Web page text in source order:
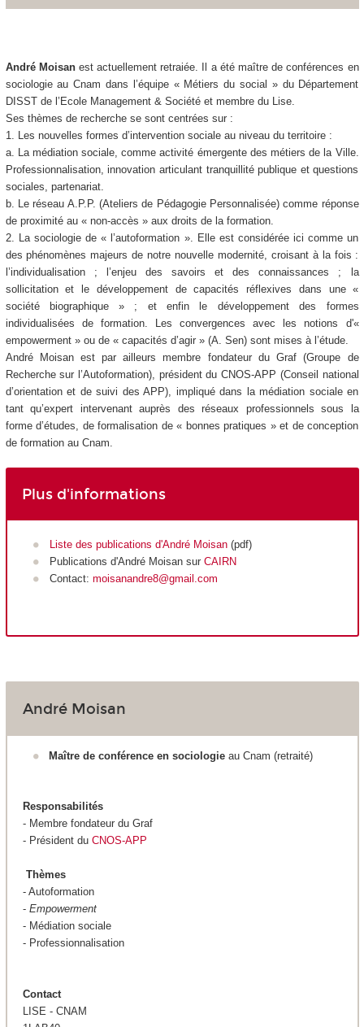
André Moisan est actuellement retraiée. Il a été maître de conférences en
sociologie au Cnam dans l’équipe « Métiers du social » du Département
DISST de l’Ecole Management & Société et membre du Lise.
Ses thèmes de recherche se sont centrées sur :
1. Les nouvelles formes d’intervention sociale au niveau du territoire :
a. La médiation sociale, comme activité émergente des métiers de la Ville.
Professionnalisation, innovation articulant tranquillité publique et questions
sociales, partenariat.
b. Le réseau A.P.P. (Ateliers de Pédagogie Personnalisée) comme réponse
de proximité au « non-accès » aux droits de la formation.
2. La sociologie de « l’autoformation ». Elle est considérée ici comme un
des phénomènes majeurs de notre nouvelle modernité, croisant à la fois :
l’individualisation ; l’enjeu des savoirs et des connaissances ; la
sollicitation et le développement de capacités réflexives dans une «
société biographique » ; et enfin le développement des formes
individualisées de formation. Les convergences avec les notions d'«
empowerment » ou de « capacités d’agir » (A. Sen) sont mises à l’étude.
André Moisan est par ailleurs membre fondateur du Graf (Groupe de
Recherche sur l’Autoformation), président du CNOS-APP (Conseil national
d’orientation et de suivi des APP), impliqué dans la médiation sociale en
tant qu’expert intervenant auprès des réseaux professionnels sous la
forme d’études, de formalisation de « bonnes pratiques » et de conception
de formation au Cnam.
Plus d'informations
Liste des publications d'André Moisan(pdf)
Publications d'André Moisan sur CAIRN
Contact: moisanandre8@gmail.com
André Moisan
Maître de conférence en sociologie au Cnam (retraité)
Responsabilités
- Membre fondateur du Graf
- Président du CNOS-APP
Thèmes
- Autoformation
- Empowerment
- Médiation sociale
- Professionnalisation
Contact
LISE - CNAM